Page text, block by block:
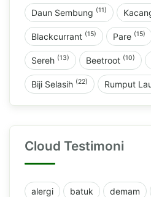
Daun Sembung (11)
Blackcurrant (15) Pare (15)
Sereh (13) Beetroot (10)
Biji Selasih (22) Rumput
Cloud Testimoni
alergi batuk demam